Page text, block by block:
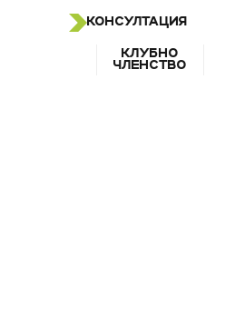
КОНСУЛТАЦИЯ
КЛУБНО
ЧЛЕНСТВО